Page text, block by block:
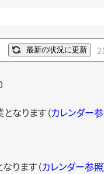
最新の状況に更新
なります（カレンダー
ります（カレンダー参照